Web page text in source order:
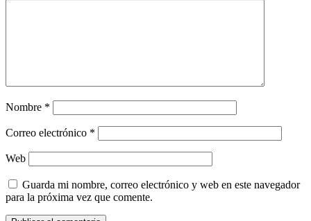
Nombre *
Correo electrónico *
Web
Guarda mi nombre, correo electrónico y web en este navegador
para la próxima vez que comente.